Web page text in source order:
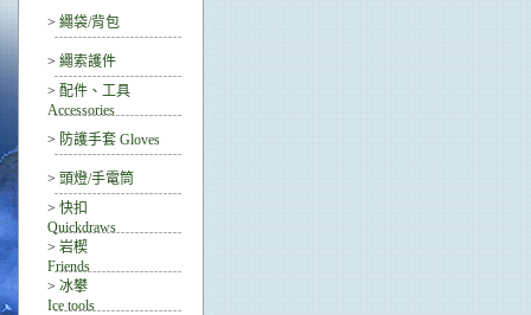
> 繩袋/背包
> 繩索護件
> 配件、工具
Accessories
> 防護手套 Gloves
> 頭燈/手電筒
> 快扣
Quickdraws
> 岩楔
Friends
> 冰攀
Ice tools